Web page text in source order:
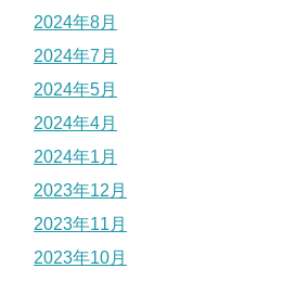
2024年8月
2024年7月
2024年5月
2024年4月
2024年1月
2023年12月
2023年11月
2023年10月